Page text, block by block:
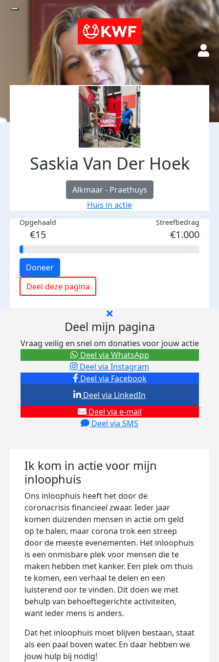
Saskia Van Der Hoek
Alkmaar - Praethuys
Huis in actie
Opgehaald
€15
Streefbedrag
€1.000
Doneer
Deel deze pagina
Deel mijn pagina
Vraag veilig en snel om donaties voor jouw actie
Deel via Facebook
Deel via Instagram
Deel via e-mail
Deel via SMS
Deel via LinkedIn
Deel via WhatsApp
Ik kom in actie voor mijn
inloophuis
Ons inloophuis heeft het door de
coronacrisis financieel zwaar. Ieder jaar
komen duizenden mensen in actie om geld
op te halen, maar corona trok een streep
door de meeste evenementen. Het inloophuis
is een onmisbare plek voor mensen die te
maken hebben met kanker. Een plek om thuis
te komen, een verhaal te delen en een
luisterend oor te vinden. Dit doen we met
behulp van behoeftegerichte activiteiten,
want ieder mens is anders.
Dat het inloophuis moet blijven bestaan, staat
als een paal boven water. En daar hebben we
jouw hulp bij nodig!